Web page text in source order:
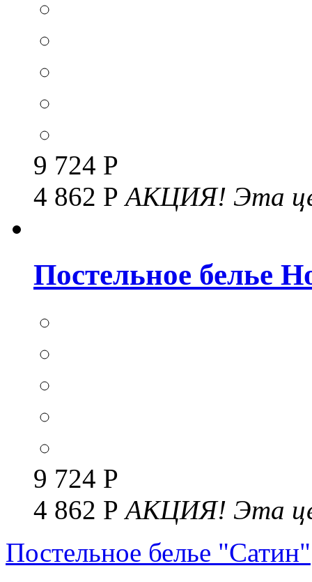
9 724 Р
4 862 РАКЦИЯ! Эта
Постельное белье
9 724 Р
4 862 РАКЦИЯ! Эта
Постельное белье "Сатин"